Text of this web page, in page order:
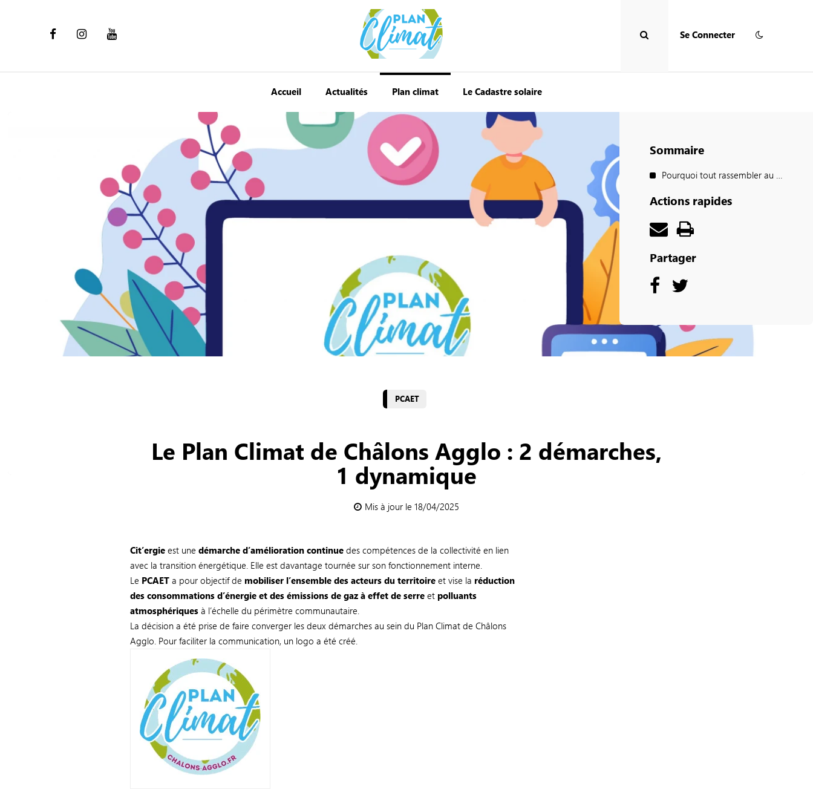
Se Connecter
Accueil Actualités Plan climat Le Cadastre solaire
PCAET
Le Plan Climat de Châlons Agglo : 2 démarches,
1 dynamique
Mis à jour le 18/04/2025
Cit’ergieest unedémarche d’amélioration continue des compétences de la collectivité en lien
avec la transition énergétique. Elle est davantage tournée sur son fonctionnement interne.
Le PCAETa pour objectif de mobiliser l’ensemble des acteurs du territoire et vise la réduction
des consommations d’énergie et des émissions de gaz à effet de serreet polluants
atmosphériques à l’échelle du périmètre communautaire.
La décision a été prise de faire converger les deux démarches au sein du Plan Climat de Châlons
Agglo. Pour faciliter la communication, un logo a été créé.
Sommaire
Pourquoi tout rassembler au sein du Plan Climat ?
Actions rapides
Partager